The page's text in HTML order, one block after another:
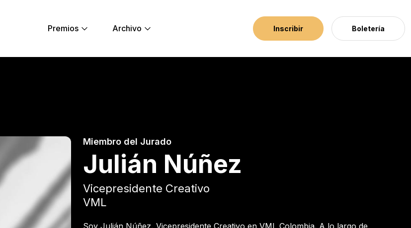
Premios
Archivo Inscribir Boletería
Miembro del Jurado
Julián Núñez
Vicepresidente Creativo
VML